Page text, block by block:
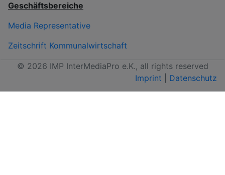
Geschäftsbereiche
Media Representative
Zeitschrift Kommunalwirtschaft
© 2026 IMP InterMediaPro e.K., all rights reserved
Imprint
Datenschutz